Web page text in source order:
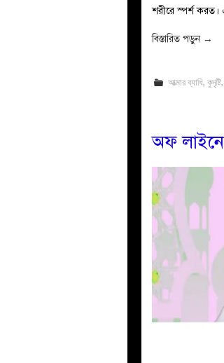
শরীরে স্পর্শ
বিস্তারিত পড়ুন →
আত্মার ব্যাধি,কুদৃষ্টি
অফ